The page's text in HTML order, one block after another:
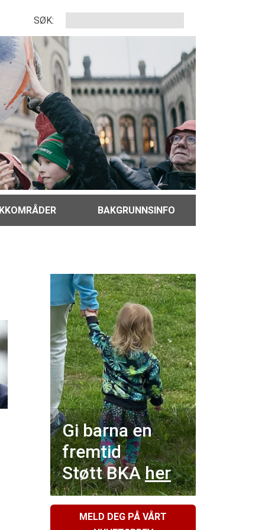
SØK:
BAKGRUNNSINFO
Gi barna en
fremtid
Støtt BKAher
MELD DEG PÅ VÅRT